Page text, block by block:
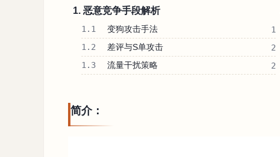
1. 恶意竞争手段解析
1.1 变狗攻击手法
1
1.2
差评与S单攻击
2
1.3
流量干扰策略 2
简介：